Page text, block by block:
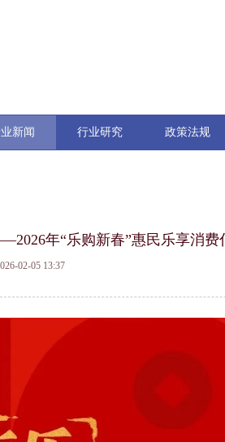
新闻 行业研究 政策法规
年“乐购新春”惠民乐享消费
02-05 13:37